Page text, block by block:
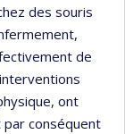
des souris
de
ont
conséquent